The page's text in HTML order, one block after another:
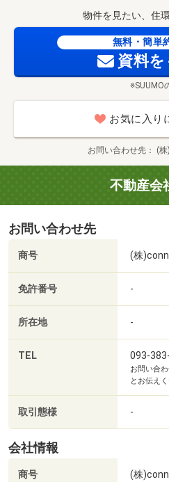
ミニストップ小倉朽網東店まで
ディスカウントドラッグコスモス
物件を見たい、住
無料・簡単
資料を
※SUUMO
お気に入り
お問い合わせ先 (
不動産会
お問い合わせ先
商号 (株
免許番号 -
所在地 -
TEL 093-
お問い合
とお伝えく
取引態様 -
会社情報
商号 (株